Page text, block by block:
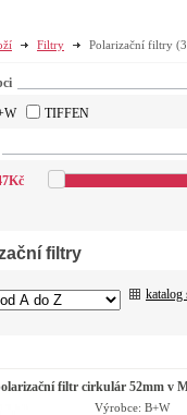
Filtry Polarizační filtry
TIFFEN
Kč
filtry
katalog
filtr cirkulár 52mm v
Výrobce: B+W